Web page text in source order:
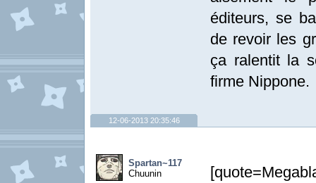
éditeurs, se
de revoir les
ça ralentit la
firme Nippone.
12-06-2013 20:35:46
Spartan~117
Chuunin